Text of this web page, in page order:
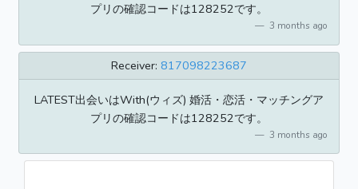
プリの確認コードは128252です。
3 months ago
Receiver: 817098223687
LATEST出会いはWith(ウィズ) 婚活・恋活・マッチングア
プリの確認コードは128252です。
3 months ago